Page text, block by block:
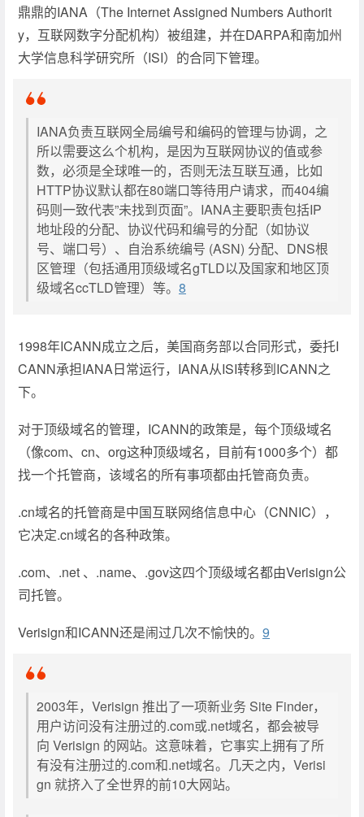
鼎鼎的IANA（The Internet Assigned Numbers Authorit
y，互联网数字分配机构）被组建，并在DARPA和南加州
大学信息科学研究所（ISI）的合同下管理。
IANA负责互联网全局编号和编码的管理与协调，之
所以需要这么个机构，是因为互联网协议的值或参
数，必须是全球唯一的，否则无法互联互通，比如
HTTP协议默认都在80端口等待用户请求，而404编
码则一致代表”未找到页面”。IANA主要职责包括IP
地址段的分配、协议代码和编号的分配（如协议
号、端口号）、自治系统编号 (ASN) 分配、DNS根
区管理（包括通用顶级域名gTLD以及国家和地区顶
级域名ccTLD管理）等。 8
1998年ICANN成立之后，美国商务部以合同形式，委托I
CANN承担IANA日常运行，IANA从ISI转移到ICANN之
下。
对于顶级域名的管理，ICANN的政策是，每个顶级域名
（像com、cn、org这种顶级域名，目前有1000多个）都
找一个托管商，该域名的所有事项都由托管商负责。
.cn域名的托管商是中国互联网络信息中心（CNNIC），
它决定.cn域名的各种政策。
.com、.net 、.name、.gov这四个顶级域名都由Verisign公
司托管。
Verisign和ICANN还是闹过几次不愉快的。 9
2003年，Verisign 推出了一项新业务 Site Finder，
用户访问没有注册过的.com或.net域名，都会被导
向 Verisign 的网站。这意味着，它事实上拥有了所
有没有注册过的.com和.net域名。几天之内，Verisi
gn 就挤入了全世界的前10大网站。